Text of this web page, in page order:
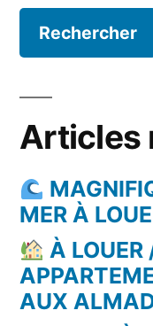
Articles
MER À
À LOUER
AUX